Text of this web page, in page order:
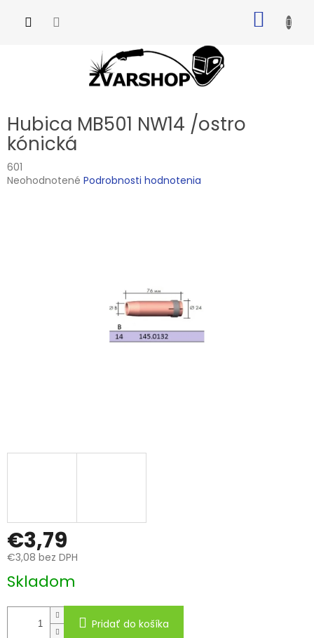
KOŠÍK
Hubica MB501 NW14 /ostro
kónická
601
Priemerné
Neohodnotené Podrobnosti hodnotenia
€3,79
€3,08 bez DPH
Jednotková
cena:
Skladom
Pridať do košíka